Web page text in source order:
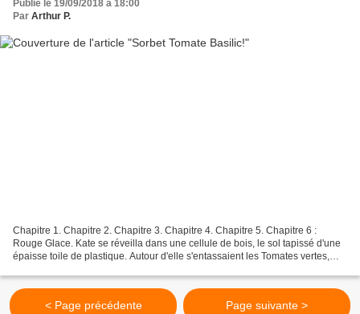
Publié le 19/09/2018 à 18:00
Par Arthur P.
Chapitre 1. Chapitre 2. Chapitre 3. Chapitre 4. Chapitre 5. Chapitre 6 :
Rouge Glace. Kate se réveilla dans une cellule de bois, le sol tapissé d'une
épaisse toile de plastique. Autour d'elle s'entassaient les Tomates vertes,
< Page précédente Page suivante >